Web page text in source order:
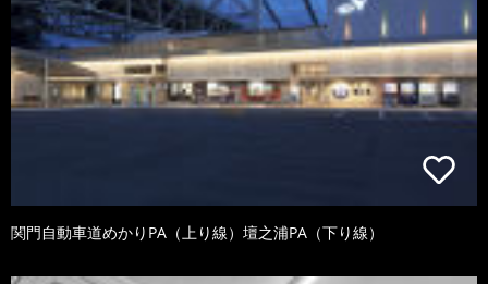
関門自動車道めかりPA（上り線）壇之浦PA（下り線）